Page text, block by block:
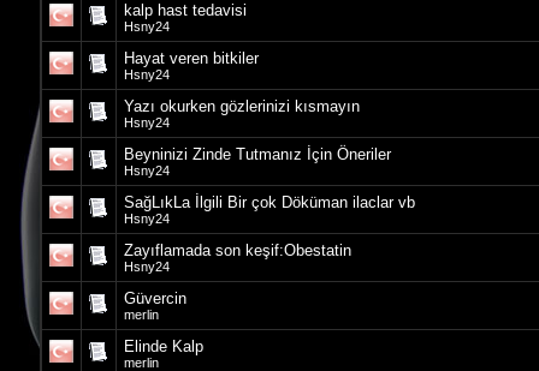
kalp hast tedavisi
Hsny24
Hayat veren bitkiler
Hsny24
Yazı okurken gözlerinizi kısmayın
Hsny24
Beyninizi Zinde Tutmanız İçin Öneriler
Hsny24
SağLıkLa İlgili Bir çok Döküman ilaclar vb
Hsny24
Zayıflamada son keşif:Obestatin
Hsny24
Güvercin
merlin
Elinde Kalp
merlin